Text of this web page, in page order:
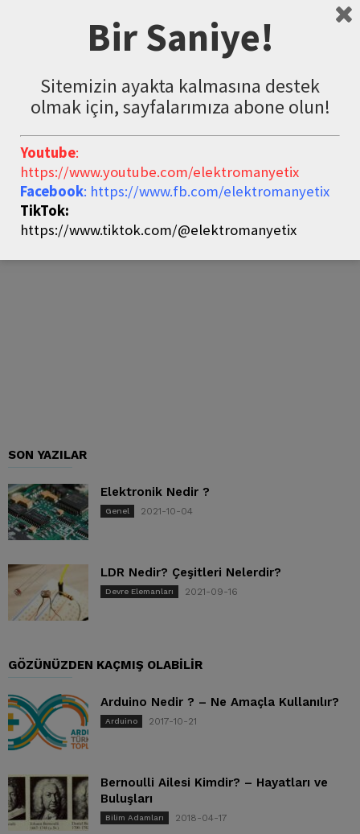
5
SON YAZILAR
Elektronik Nedir ?
Genel 2021-10-04
LDR Nedir? Çeşitleri Nelerdir?
Devre Elemanları 2021-09-16
GÖZÜNÜZDEN KAÇMIŞ OLABILIR
Arduino Nedir ? – Ne Amaçla Kullanılır?
Arduino 2017-10-21
Bernoulli Ailesi Kimdir? – Hayatları ve
Buluşları
Bilim Adamları 2018-04-17
Bir Saniye!
Sitemizin ayakta kalmasına destek
olmak için, sayfalarımıza abone olun!
Youtube:
https://www.youtube.com/elektromanyetix
Facebook: https://www.fb.com/elektromanyetix
TikTok:
https://www.tiktok.com/@elektromanyetix